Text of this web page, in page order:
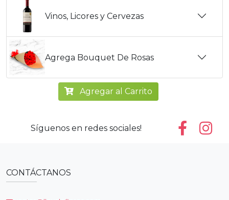
Vinos, Licores y Cervezas
Agrega Bouquet De Rosas
Agregar al Carrito
Síguenos en redes sociales!
CONTÁCTANOS